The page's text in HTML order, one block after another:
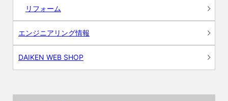
リフォーム
エンジニアリング情報
DAIKEN WEB SHOP